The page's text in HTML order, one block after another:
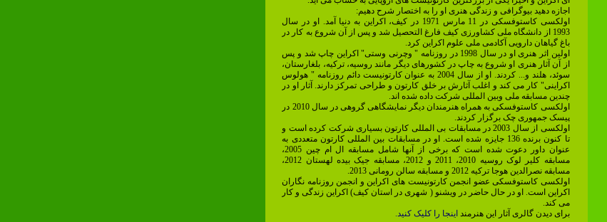
اجازه دهید بیوگرافی و زندگی هنری او را به اختصار شرح دهیم:
اولکسی کاستوفسکی در 11 مارس 1971 در کیف، اکراین به دنیا آمد. او در سال
1993 از دانشگاه ملی کشاورزی کیف فارغ التحصیل شد و پس از آن شروع به کار در
باغ گیاهان دارویی آکادمی ملی علوم اکراین کرد.
اولین اثر هنری او در سال 1998 در روزنامه " وچرنی وستی" اکراین چاپ شد و پس
از آن آثار هنری او شروع به چاپ در کشورهای دیگر مانند روسیه، ترکیه، بلغارستان،
سوئد، هلند و... کردند. او از سال 2004 به عنوان کارتونیست دائم روزنامه " هولوس
اکراینی" کار می کند و اغلب آثارش بر خلق کارتون و طراحی تمرکز دارند. آثار او در
چندین مسابقه ملی وبین المللی شرکت داده شده اند.
اولکسی کاستوفسکی به همراه هنرمندان دیگر نمایشگاهی گروهی در سال 2010 در
پیسک جمهوری چک برگزار کردند.
اولکسی از سال 2003 در مسابقات بی المللی کارتون بسیاری شرکت کرده است و
تا کنون برنده 136 جایزه شده است. او در مسابقات بین المللی کارتون متعددی به
عنوان داور دعوت شده است که برخی از آنها شامل مسابقه ال ام چین 2005،
مسابقه کلیر لوک روسیه 2010، 2011 و 2012، مسابقه جیک بیده لهستان 2012،
مسابقه نصرالدین هوجا ترکیه 2012 و مسابقه سالن رومانی 2013.
اولکسی کاستوفسکی عضو انجمن کارتونیست های اکراین و انجمن روزنامه نگاران
اکراین است. او در حال حاضر در ویشنو ( شهری در استان کیف) اکراین زندگی و کار
می کند.
برای دیدن گالری آثار این هنرمنداینجا را کلیک کنید.